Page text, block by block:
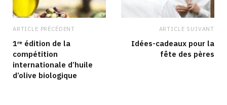
ARTICLE PRÉCÉDENT
1ʳᵉ édition de la
compétition
internationale d’huile
d’olive biologique
ARTICLE SUIVANT
Idées-cadeaux pour la
fête des pères